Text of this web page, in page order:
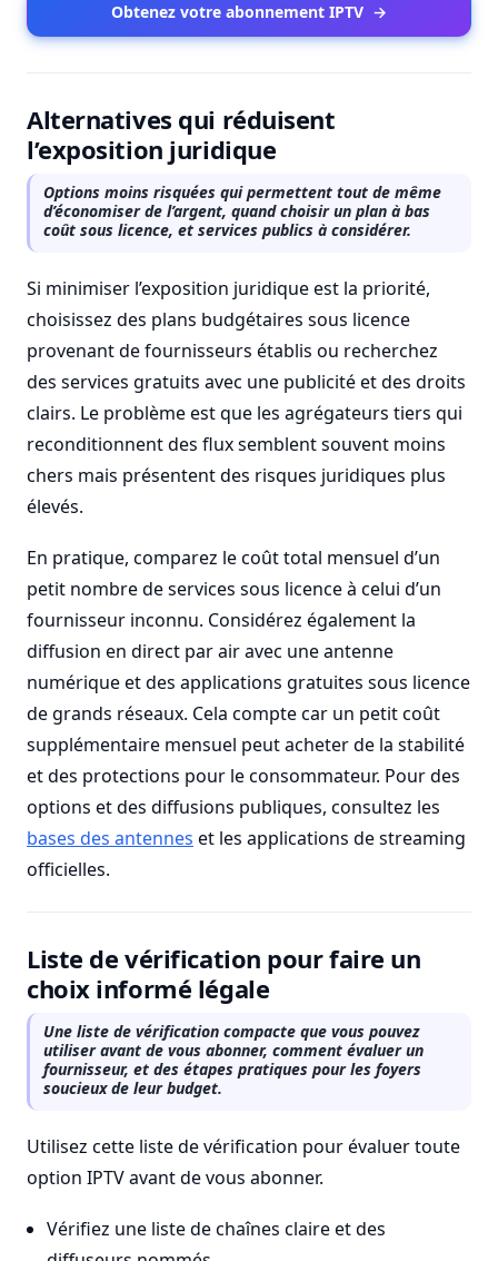
Obtenez votre abonnement IPTV →
Alternatives qui réduisent
l’exposition juridique
Options moins risquées qui permettent tout de même
d’économiser de l’argent, quand choisir un plan à bas
coût sous licence, et services publics à considérer.
Si minimiser l’exposition juridique est la priorité,
choisissez des plans budgétaires sous licence
provenant de fournisseurs établis ou recherchez
des services gratuits avec une publicité et des droits
clairs. Le problème est que les agrégateurs tiers qui
reconditionnent des flux semblent souvent moins
chers mais présentent des risques juridiques plus
élevés.
En pratique, comparez le coût total mensuel d’un
petit nombre de services sous licence à celui d’un
fournisseur inconnu. Considérez également la
diffusion en direct par air avec une antenne
numérique et des applications gratuites sous licence
de grands réseaux. Cela compte car un petit coût
supplémentaire mensuel peut acheter de la stabilité
et des protections pour le consommateur. Pour des
options et des diffusions publiques, consultez les
bases des antennes et les applications de streaming
officielles.
Liste de vérification pour faire un
choix informé légale
Une liste de vérification compacte que vous pouvez
utiliser avant de vous abonner, comment évaluer un
fournisseur, et des étapes pratiques pour les foyers
soucieux de leur budget.
Utilisez cette liste de vérification pour évaluer toute
option IPTV avant de vous abonner.
Vérifiez une liste de chaînes claire et des